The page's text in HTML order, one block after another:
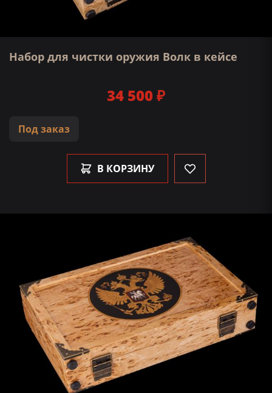
Набор для чистки оружия Волк в кейсе
Под заказ
34 500 ₽
В КОРЗИНУ